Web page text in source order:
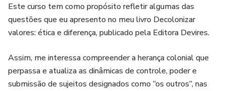
Este curso tem como propósito refletir algumas das
questões que eu apresento no meu livro Decolonizar
valores: ética e diferença, publicado pela Editora Devires.
Assim, me interessa compreender a herança colonial que
perpassa e atualiza as dinâmicas de controle, poder e
submissão de sujeitos designados como “os outros”, nas